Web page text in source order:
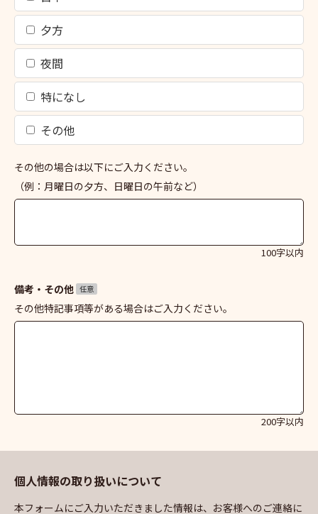
夕方
夜間
特になし
その他
その他の場合は以下にご入力ください。
（例：月曜日の夕方、日曜日の午前など）
100字以内
備考・その他 任意
その他特記事項等がある場合はご入力ください。
200字以内
個人情報の取り扱いについて
本フォームにご入力いただきました情報は、お客様へのご連絡に